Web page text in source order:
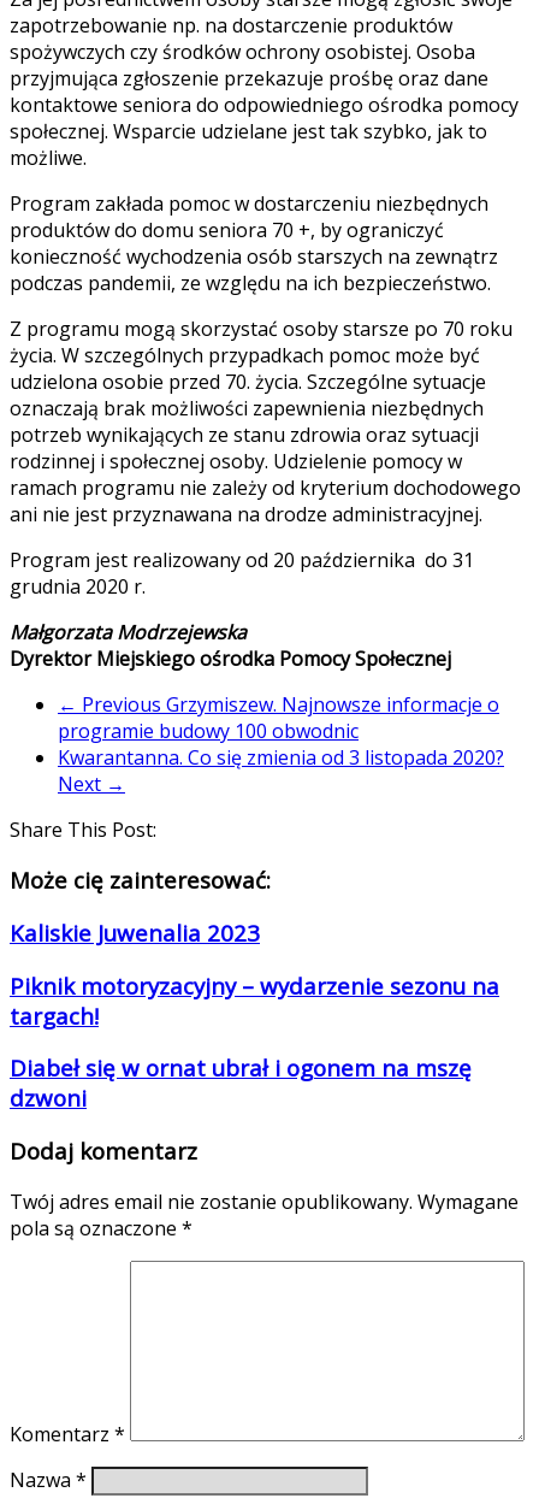
zapotrzebowanie np. na dostarczenie produktów
spożywczych czy środków ochrony osobistej. Osoba
przyjmująca zgłoszenie przekazuje prośbę oraz dane
kontaktowe seniora do odpowiedniego ośrodka pomocy
społecznej. Wsparcie udzielane jest tak szybko, jak to
możliwe.
Program zakłada pomoc w dostarczeniu niezbędnych
produktów do domu seniora 70 +, by ograniczyć
konieczność wychodzenia osób starszych na zewnątrz
podczas pandemii, ze względu na ich bezpieczeństwo.
Z programu mogą skorzystać osoby starsze po 70 roku
życia. W szczególnych przypadkach pomoc może być
udzielona osobie przed 70. życia. Szczególne sytuacje
oznaczają brak możliwości zapewnienia niezbędnych
potrzeb wynikających ze stanu zdrowia oraz sytuacji
rodzinnej i społecznej osoby. Udzielenie pomocy w
ramach programu nie zależy od kryterium dochodowego
ani nie jest przyznawana na drodze administracyjnej.
Program jest realizowany od 20 października do 31
grudnia 2020 r.
Małgorzata Modrzejewska
Dyrektor Miejskiego ośrodka Pomocy Społecznej
← Previous Grzymiszew. Najnowsze informacje o
programie budowy 100 obwodnic
Kwarantanna. Co się zmienia od 3 listopada 2020?
Next →
Share This Post:
Może cię zainteresować:
Kaliskie Juwenalia 2023
Piknik motoryzacyjny – wydarzenie sezonu na
targach!
Diabeł się w ornat ubrał i ogonem na mszę
dzwoni
Dodaj komentarz
Twój adres email nie zostanie opublikowany. Wymagane
pola są oznaczone *
Komentarz *
Nazwa *